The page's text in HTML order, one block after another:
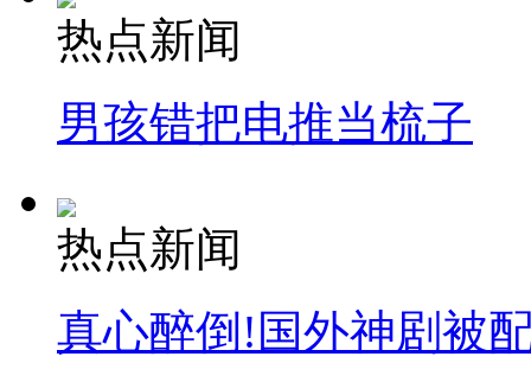
热点新闻
男孩错把电推当梳子
热点新闻
真心醉倒!国外神剧被